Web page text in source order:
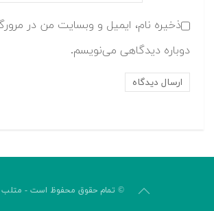
ذخیره نام، ایمیل و وبسایت من در
دوباره دیدگاهی می‌نویسم.
© تمام حقوق محفوظ است -